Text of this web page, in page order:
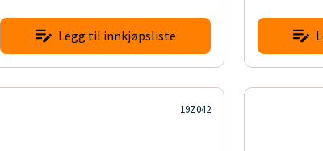
Legg til innkjøpsliste
19Z042